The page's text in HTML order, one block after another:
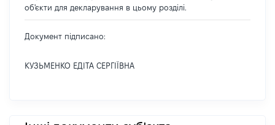
об'єкти для декларування в цьому розділі.
Документ підписано:
КУЗЬМЕНКО ЕДІТА СЕРГІЇВНА